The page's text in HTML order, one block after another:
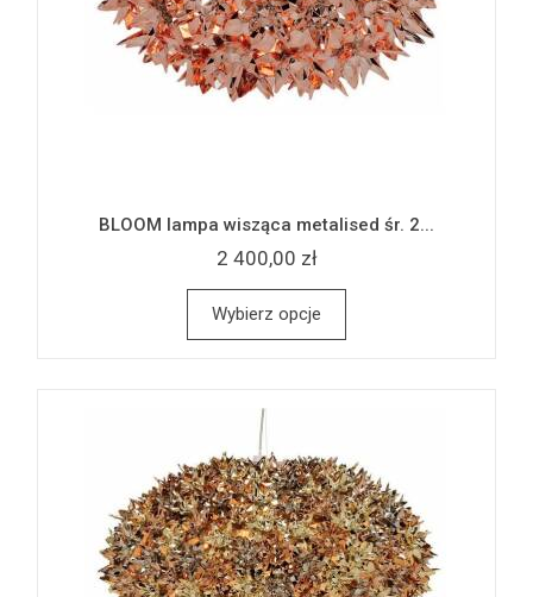
BLOOM lampa wisząca metalised śr. 2...
2 400,00 zł
Wybierz opcje